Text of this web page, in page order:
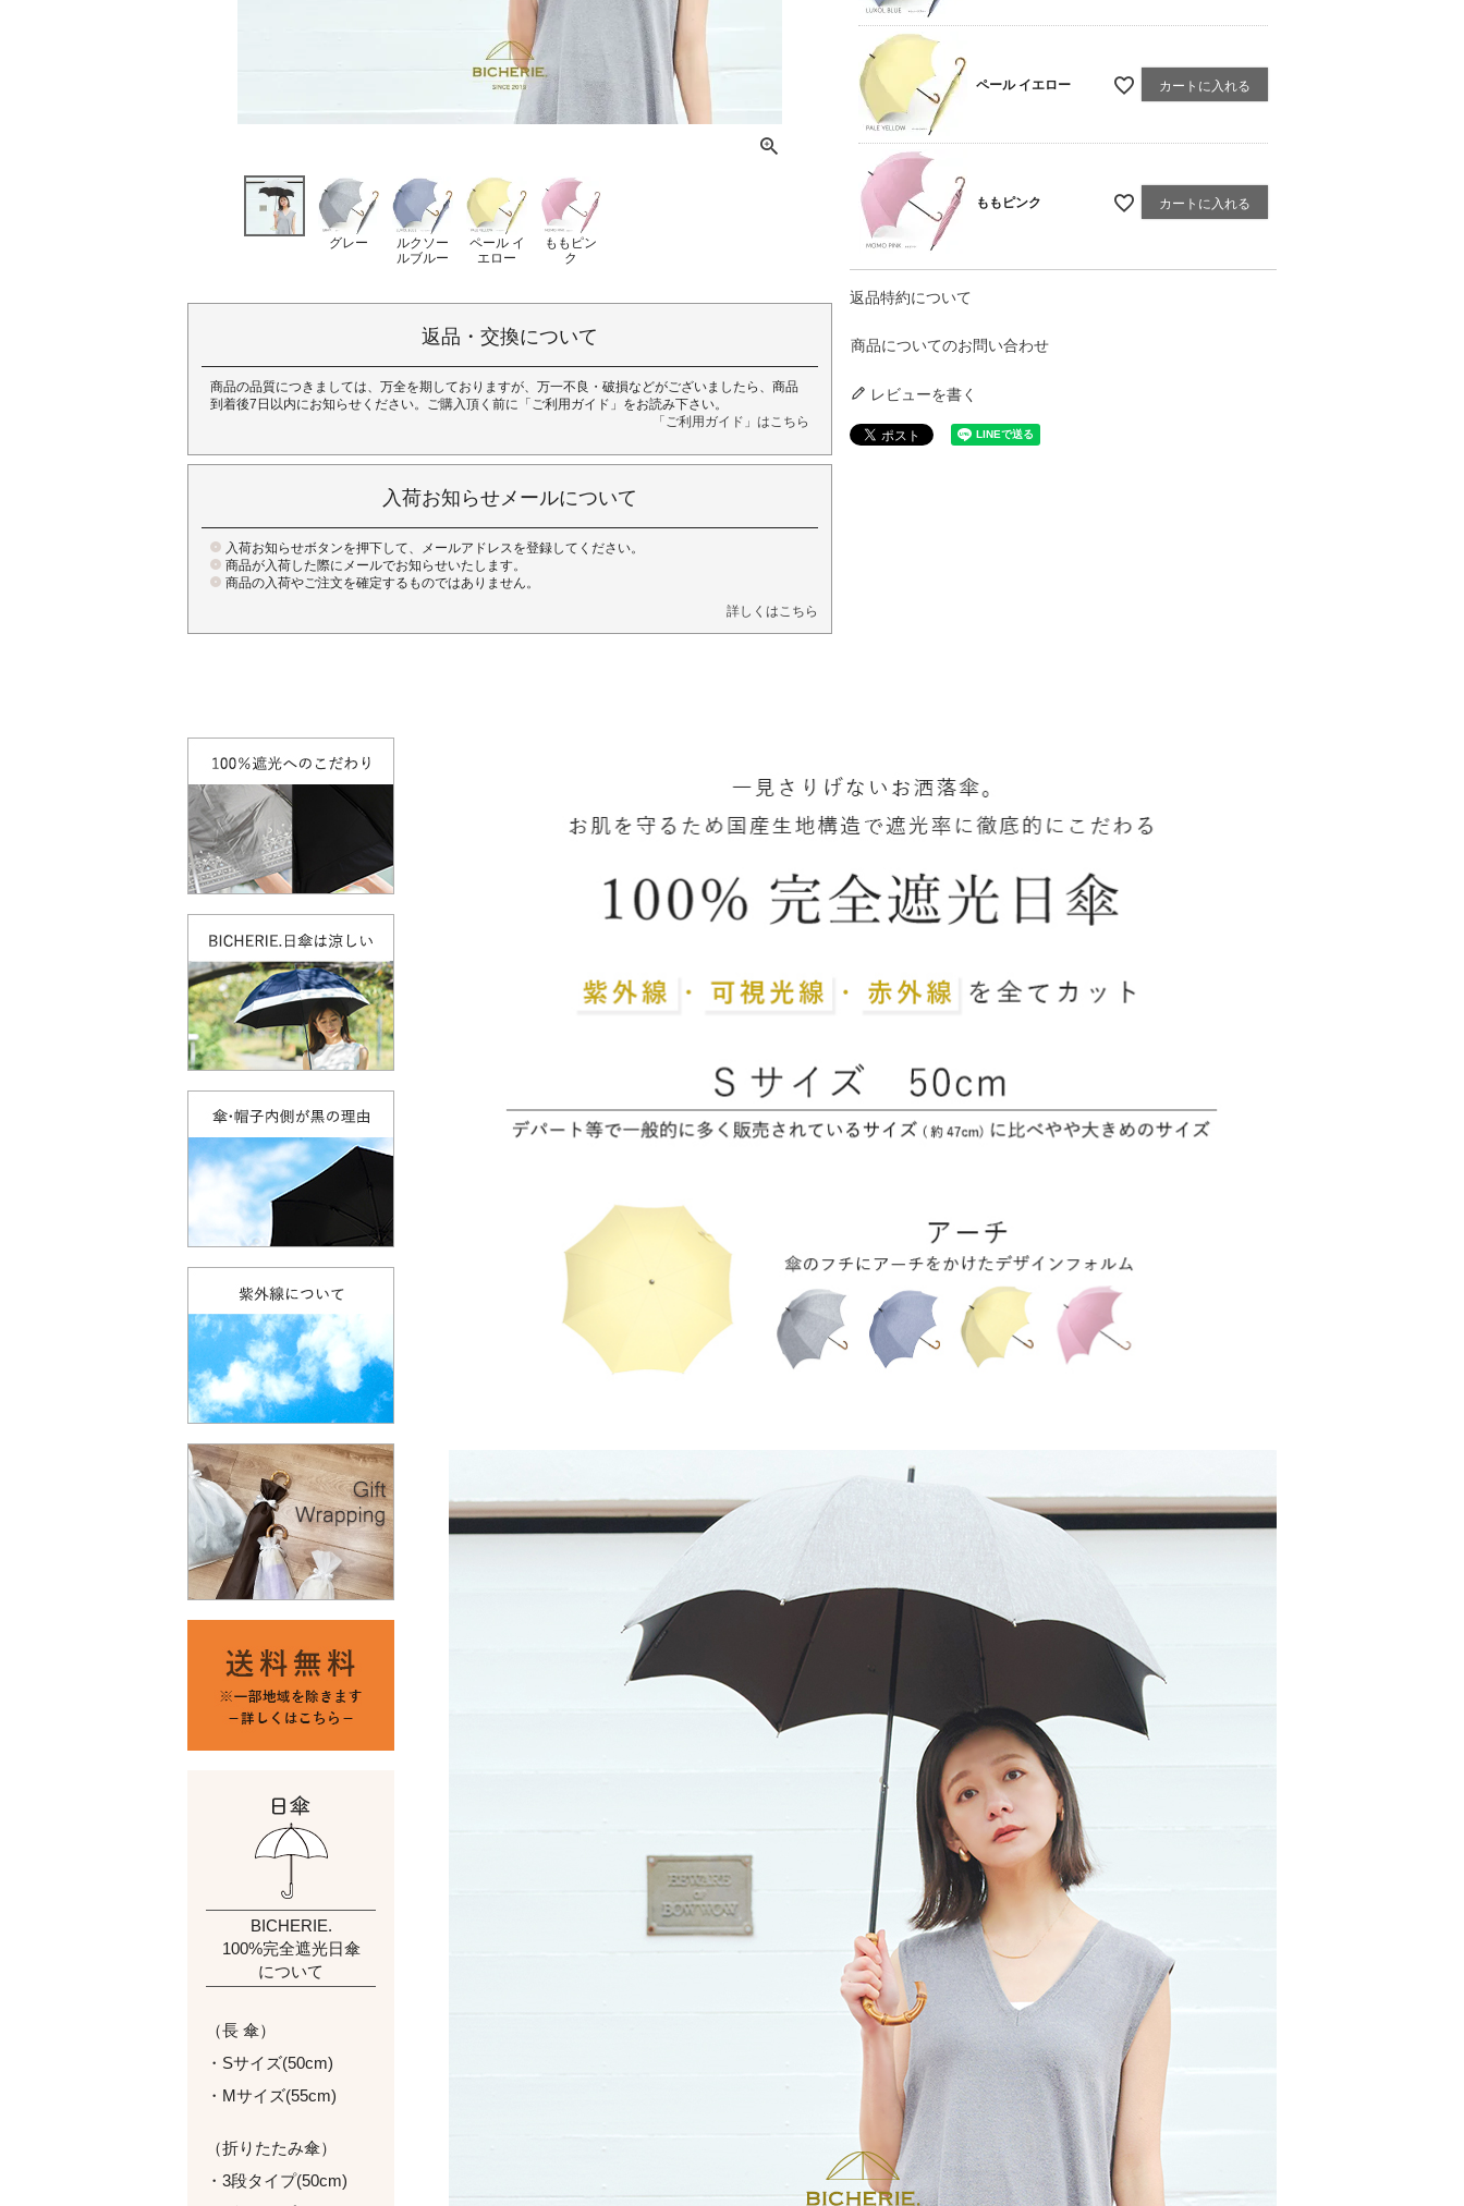
グレー
ルクソー
ルブルー
ペール イ
エロー
ももピン
ク
返品・交換について
商品の品質につきましては、万全を期しておりますが、万一不良・破損などがございましたら、商品
到着後7日以内にお知らせください。ご購入頂く前に「ご利用ガイド」をお読み下さい。
「ご利用ガイド」はこちら
入荷お知らせメールについて
入荷お知らせボタンを押下して、メールアドレスを登録してください。
商品が入荷した際にメールでお知らせいたします。
商品の入荷やご注文を確定するものではありません。
詳しくはこちら
ペール イエロー カートに入れる
ももピンク カートに入れる
返品特約について
商品についてのお問い合わせ
レビューを書く
BICHERIE.
100%完全遮光日傘
について
（長 傘）
・Sサイズ(50cm)
・Mサイズ(55cm)
（折りたたみ傘）
・3段タイプ(50cm)